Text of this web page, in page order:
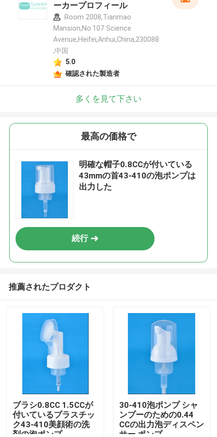
ーカープロフィール
Room 2008,Tianmao
Mansion,No.107 Science
Avenue,Heifei,Anhui,China,230088
,中国
5.0
確認された製造者
多くを見て下さい
最高の価格で
明確な帽子0.8CCが付いている
43mmの首43-410の泡ポンプは
出力した
続行
推薦されたプロダクト
ブラシ0.8CC 1.5CCが
付いているプラスチッ
ク43-410美顔術の洗
剤の泡ポンプ
30-410泡ポンプ シャ
ンプーのための0.44
CCの出力泡ディスペン
サー ポンプ